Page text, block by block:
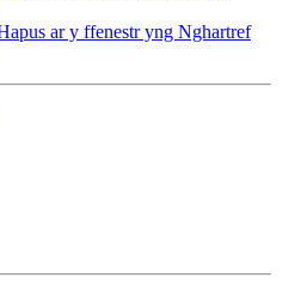
ar y ffenestr yng Nghartref